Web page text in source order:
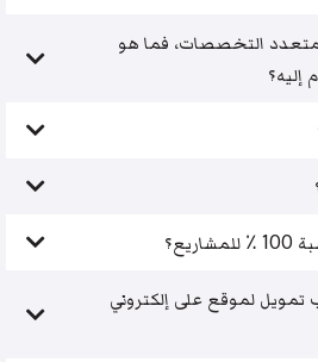
التخصصات، فما هو
إليه؟
لموقع على إلكتروني